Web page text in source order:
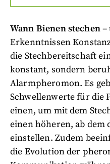
Wann Bienen stechen
Erkenntnissen
die Stechbereitschaft
konstant, sondern
Alarmpheromon. Es
Schwellenwerte für die
einen, um mit dem
einen höheren, ab dem
einstellen. Zudem
die Evolution der